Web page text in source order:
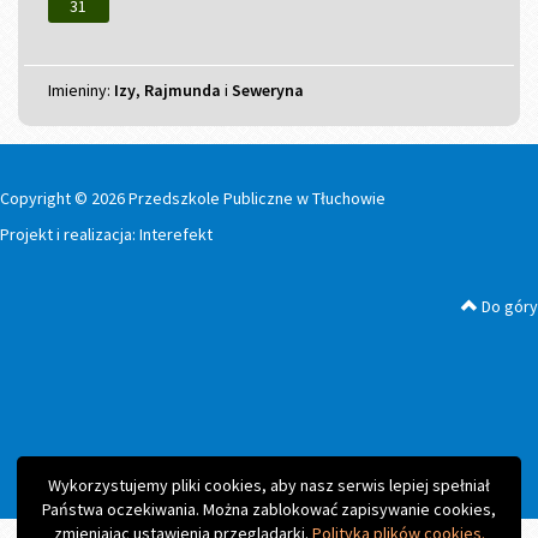
Wykorzystujemy pliki cookies, aby nasz serwis lepiej spełniał
Państwa oczekiwania. Można zablokować zapisywanie cookies,
31
Imieniny
Imieniny: Izy, Rajmunda i Seweryna
Copyright © 2026 Przedszkole Publiczne w Tłuchowie
Projekt i realizacja: Interefekt
Do góry